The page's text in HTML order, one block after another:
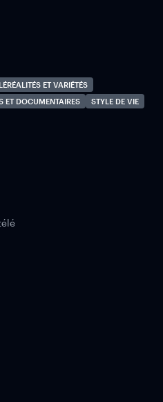
ET VARIÉTÉS
ET DOCUMENTAIRES
STYLE DE VIE